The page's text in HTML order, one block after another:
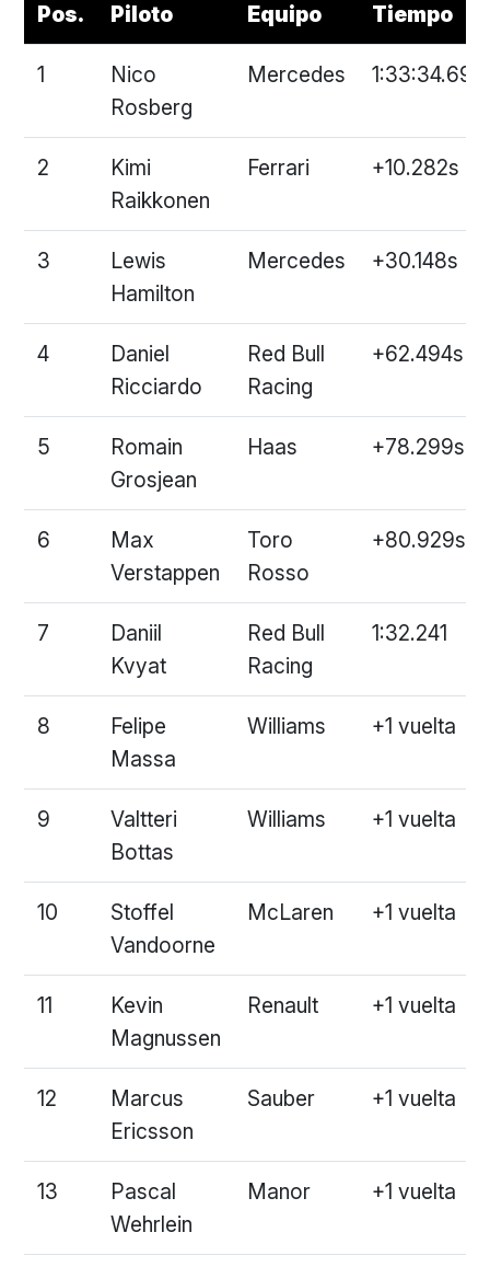
Pos. Piloto Equipo Tiempo
1
Nico
Rosberg
Mercedes 1:33:34.696
2
Kimi
Raikkonen
Ferrari +10.282s
3
Lewis
Hamilton
Mercedes +30.148s
4
Daniel
Ricciardo
Red Bull
Racing
+62.494s
5
Romain
Grosjean
Haas +78.299s
6
Max
Verstappen
Toro
Rosso
+80.929s
7
Daniil
Kvyat
Red Bull
Racing
1:32.241
8
Felipe
Massa
Williams +1 vuelta
9
Valtteri
Bottas
Williams +1 vuelta
10
Stoffel
Vandoorne
McLaren +1 vuelta
11
Kevin
Magnussen
Renault +1 vuelta
12
Marcus
Ericsson
Sauber +1 vuelta
13
Pascal
Wehrlein
Manor +1 vuelta